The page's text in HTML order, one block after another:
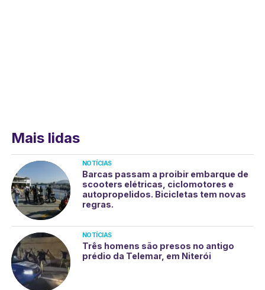
Mais lidas
NOTÍCIAS
Barcas passam a proibir embarque de
scooters elétricas, ciclomotores e
autopropelidos. Bicicletas tem novas
regras.
NOTÍCIAS
Três homens são presos no antigo
prédio da Telemar, em Niterói